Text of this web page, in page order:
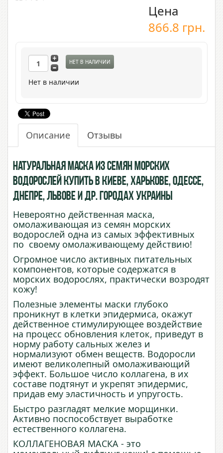
Цена
866.8 грн.
НЕТ В НАЛИЧИИ
Нет в наличии
Описание Отзывы
Натуральная маска из семян Морских
Водорослей купить в Киеве, Харькове, Одессе,
Днепре, Львове и др. городах Украины
Невероятно действенная маска,
омолаживающая из семян морских
водорослей одна из самых эффективных
по своему омолаживающему действию!
Огромное число активных питательных
компонентов, которые содержатся в
морских водорослях, практически возродят
кожу!
Полезные элементы маски глубоко
проникнут в клетки эпидермиса, окажут
действенное стимулирующее воздействие
на процесс обновления клеток, приведут в
норму работу сальных желез и
нормализуют обмен веществ. Водоросли
имеют великолепный омолаживающий
эффект. Большое число коллагена, в их
составе подтянут и укрепят эпидермис,
придав ему эластичность и упругость.
Быстро разгладят мелкие морщинки.
Активно поспособствует выработке
естественного коллагена.
КОЛЛАГЕНОВАЯ МАСКА - это